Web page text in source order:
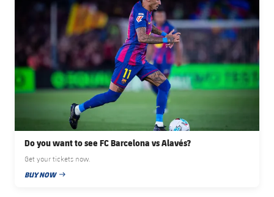
Do you want to see FC Barcelona vs Alavés?
Get your tickets now.
BUY NOW
PUBLISHED NEWS